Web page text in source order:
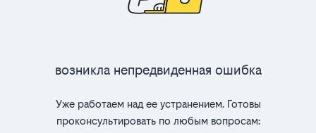
Возникла непредвиденная ошибка
Уже работаем над ее устранением. Готовы
проконсультировать по любым вопросам: